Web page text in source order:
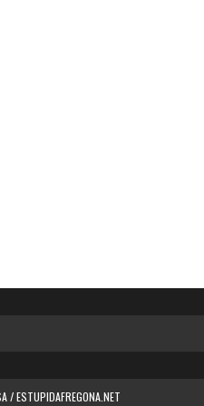
/ ESTUPIDAFREGONA.NET